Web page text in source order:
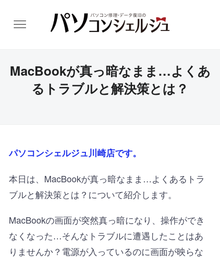
MacBookが真っ暗なまま…よくあ
るトラブルと解決策とは？
パソコンシェルジュ川崎店です。
本日は、MacBookが真っ暗なまま…よくあるトラ
ブルと解決策とは？について紹介します。
MacBookの画面が突然真っ暗になり、操作ができ
なくなった…そんなトラブルに遭遇したことはあ
りませんか？電源が入っているのに画面が映らな